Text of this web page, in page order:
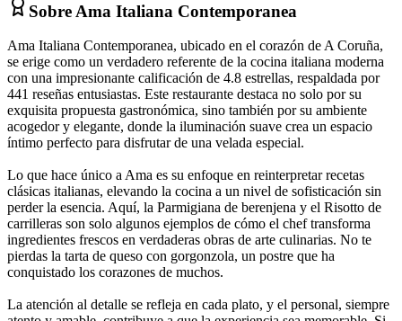
Sobre Ama Italiana Contemporanea
Ama Italiana Contemporanea, ubicado en el corazón de A Coruña,
se erige como un verdadero referente de la cocina italiana moderna
con una impresionante calificación de 4.8 estrellas, respaldada por
441 reseñas entusiastas. Este restaurante destaca no solo por su
exquisita propuesta gastronómica, sino también por su ambiente
acogedor y elegante, donde la iluminación suave crea un espacio
íntimo perfecto para disfrutar de una velada especial.
Lo que hace único a Ama es su enfoque en reinterpretar recetas
clásicas italianas, elevando la cocina a un nivel de sofisticación sin
perder la esencia. Aquí, la Parmigiana de berenjena y el Risotto de
carrilleras son solo algunos ejemplos de cómo el chef transforma
ingredientes frescos en verdaderas obras de arte culinarias. No te
pierdas la tarta de queso con gorgonzola, un postre que ha
conquistado los corazones de muchos.
La atención al detalle se refleja en cada plato, y el personal, siempre